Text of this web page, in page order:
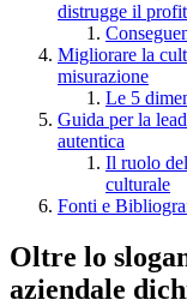
distrugge il
Migliorare la
misurazione
Le 5
Guida per la
autentica
Il ruolo
culturale
Fonti e
Oltre lo
aziendale